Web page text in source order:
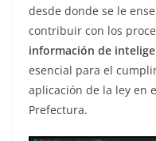
desde donde se le
contribuir con los
información de
esencial para el
aplicación de la ley en
Prefectura.